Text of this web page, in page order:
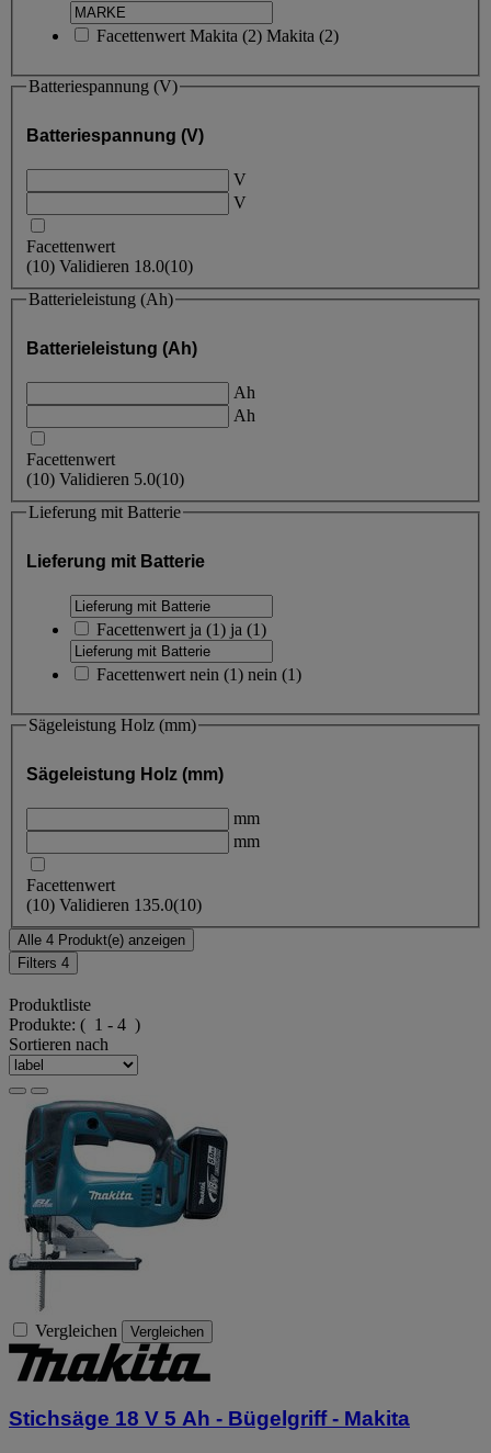
Facettenwert Makita (2) Makita (2)
Batteriespannung (V)
Batteriespannung (V)
V
V
Facettenwert
(10) Validieren 18.0(10)
Batterieleistung (Ah)
Batterieleistung (Ah)
Ah
Ah
Facettenwert
(10) Validieren 5.0(10)
Lieferung mit Batterie
Lieferung mit Batterie
Facettenwert ja (1) ja (1)
Facettenwert nein (1) nein (1)
Sägeleistung Holz (mm)
Sägeleistung Holz (mm)
mm
mm
Facettenwert
(10) Validieren 135.0(10)
Alle 4 Produkt(e) anzeigen
Filters 4
Produktliste
Produkte: ( 1 - 4 )
Sortieren nach
Vergleichen Vergleichen
Stichsäge 18 V 5 Ah - Bügelgriff - Makita